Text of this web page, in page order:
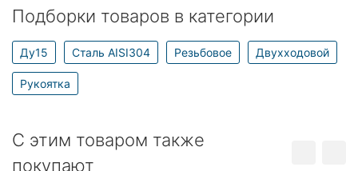
Подборки товаров в категории
Ду15 Сталь AISI304 Резьбовое Двухходовой
Рукоятка
C этим товаром также
покупают